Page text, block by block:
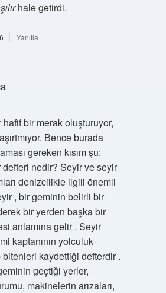
hale getirdi.
Yanıtla
bir merak oluşturuyor,
Bence burada
gereken kısım şu:
nedir? Seyir ve seyir
denizcilikle ilgili önemli
, bir geminin belirli bir
bir yerden başka bir
anlamına gelir . Seyir
kaptanının yolculuk
kaydettiği defterdir .
geçtiği yerler,
makinelerin arızaları,